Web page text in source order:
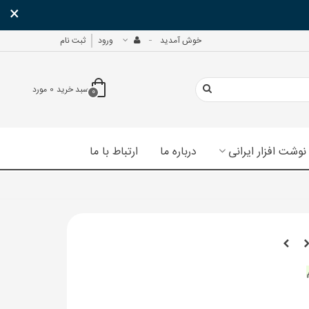
×
خوش آمدید ورود ثبت نام
0سبد خرید 0 مورد
نوشت افزار ایرانی درباره ما ارتباط با ما